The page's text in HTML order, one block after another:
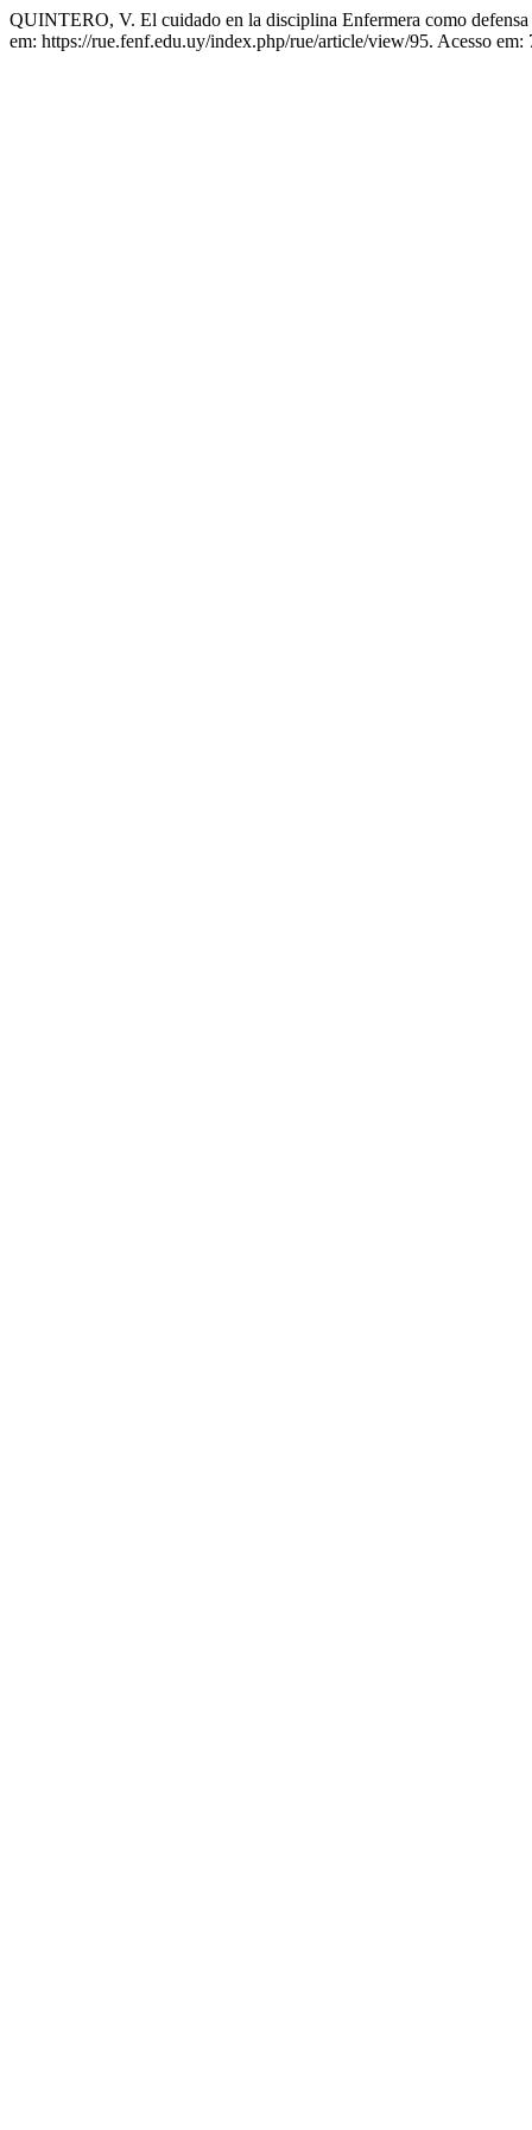
QUINTERO, V. El cuidado en la disciplina Enfermera como
em: https://rue.fenf.edu.uy/index.php/rue/article/view/95. Acesso em: